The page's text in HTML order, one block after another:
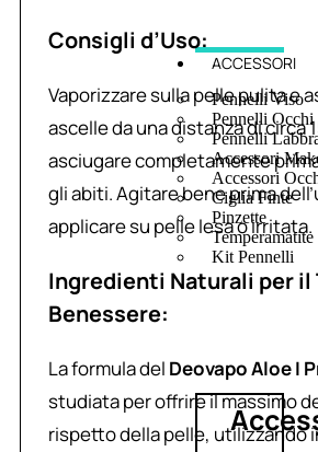
ACCESSORI
Pennelli Viso
Pennelli Occhi
Pennelli
Accessori
Accessori
Ciglia Finte
Pinzette
Temperamatite
Kit Pennelli
Consigli d’Uso:
Vaporizzare sulla pelle pulita e
ascelle da una distanza di circa
asciugare completamente
gli abiti. Agitare bene prima
applicare su pelle lesa o irritata.
Ingredienti Naturali per il
Benessere:
La formula del Deovapo Aloe I
studiata per offrire il massimo
rispetto della pelle, utilizzando